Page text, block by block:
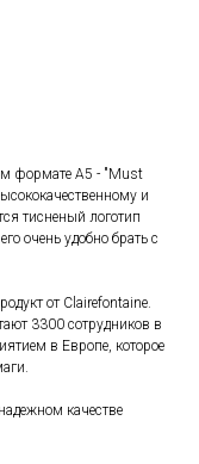
формате A5 - "Must
и
тисненый логотип
очень удобно брать с
от Clairefontaine.
3300 сотрудников в
в Европе, которое
качестве